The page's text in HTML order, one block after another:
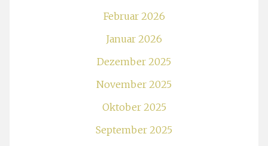
Februar 2026
Januar 2026
Dezember 2025
November 2025
Oktober 2025
September 2025